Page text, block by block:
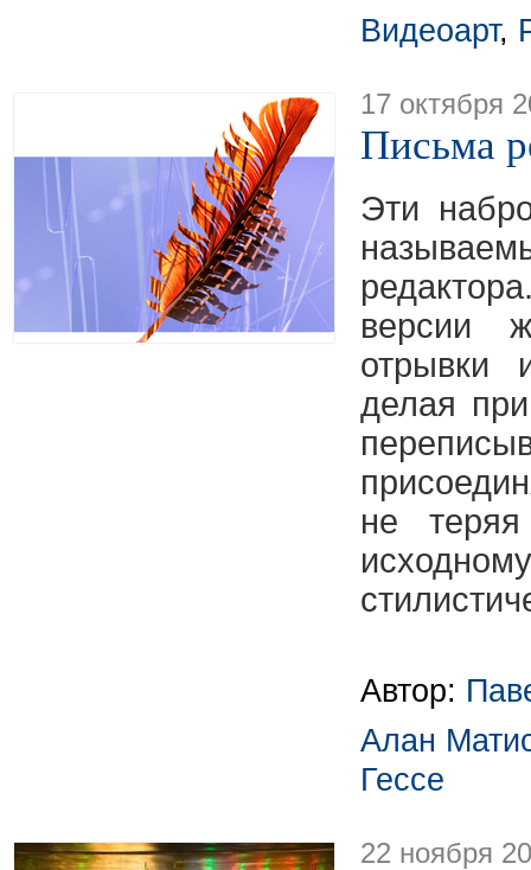
Видеоарт,
17 октября
Письма
Эти
версии
отрывки
делая
не теряя
Автор:
Алан
Гессе
22 ноября